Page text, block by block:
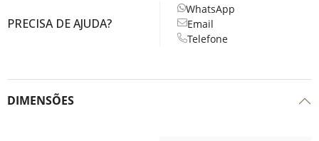
PRECISA DE AJUDA?
WhatsApp
Email
Telefone
DIMENSÕES